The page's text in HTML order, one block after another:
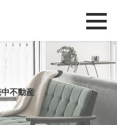
不動産